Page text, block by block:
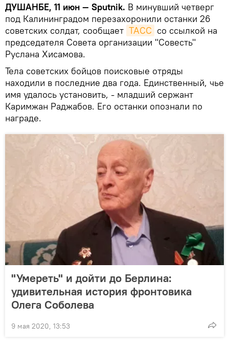
ДУШАНБЕ, 11 июн — Sputnik. В минувший четверг
под Калининградом перезахоронили останки 26
советских солдат, сообщает ТАСС со ссылкой на
председателя Совета организации "Совесть"
Руслана Хисамова.
Тела советских бойцов поисковые отряды
находили в последние два года. Единственный, чье
имя удалось установить, - младший сержант
Каримжан Раджабов. Его останки опознали по
награде.
"Умереть" и дойти до Берлина:
удивительная история фронтовика
Олега Соболева
9 мая 2020, 13:53